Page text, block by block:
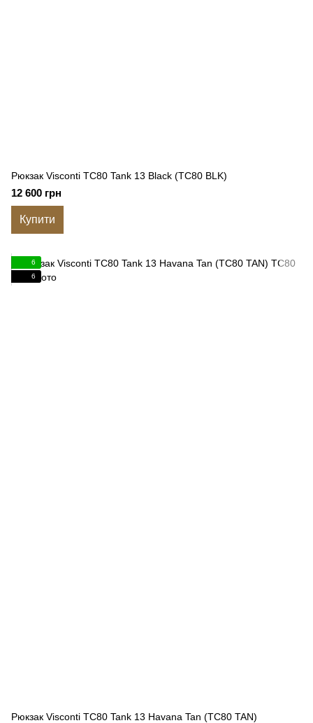
Рюкзак Visconti TC80 Tank 13 Black (TC80 BLK)
12 600 грн
Купити
6
6
Рюкзак Visconti TC80 Tank 13 Havana Tan (TC80 TAN)